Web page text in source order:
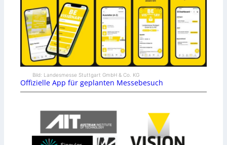
Bild: Landesmesse Stuttgart GmbH & Co. KG
Offizielle App für geplanten Messebesuch